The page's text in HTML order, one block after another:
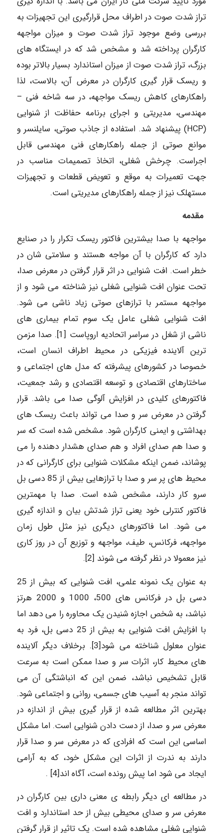
تراز شدت صوت در اطراف محل قرارگیری این تجهیزات به
بررسی وضع موجود تراز شدت صوت و میزان مواجهه
کارگران پرداخته شد و مشخص شد که در ایستگاه های
بزرگ، تراز شدت صوت از میزان استاندارد بسیار بالاتر بوده
و ریسک قرار گیری کارگران در معرض آن، بالاست، لذا
راهکارهای کاهش ریسک مواجهه، در سه شاخه فنی –
مهندسی، مدیریتی و اجرای برنامه حفاظت از شنوایی
(HCP) پیشنهاد شد. استفاده از جاذب صوتی، سایلنسر و
موانع صوتی از جمله راهکارهای فنی مهندسی قابل
اجراست. چرخش شغلی، اتخاذ تصمیمات مناسب در
جهت تعمیرات به موقع و تعویض قطعات و تجهیزات
مستهلک نیز از جمله راهکارهای مدیریتی است.
مقدمه
مواجهه با صدا بیشترین فاکتور ریسک تکرار را در صنایع
دارد که کارگران با آن مواجه هستند و سلامتی شان در
خطر است. افت شنوایی در اثر قرار گرفتن در معرض صدا،
تحت عنوان افت شنوایی شغلی نیز شناخته می شود و از
مواجهه مستمر با ترازهای صوتی زیاد ناشی می شود.
افت شنوایی شغلی عامل یک سوم تمام بیماری های
ناشی از شغل در سراسر اتحادیه اروپاست [1]. صدا مزمن
ترین آلاینده فیزیکی در محیط اطراف انسان است،
خصوصا در کشورهای پیشرفته که مدل های اجتماعی و
ساختارهای اقتصادی و توسعه اقتصادی و رشد جمعیت،
فاکتورهای کلیدی در افزایش آلوگی صدا می باشد. قرار
گرفتن در معرض سر و صدا می تواند باعث ریسک های
بهداشتی و ایمنی کارگران شود. مشخص شده است که سر
و صدا هم صدای افراد و هم صدای هشدار دهنده را می
پوشاند، ضمن اینکه مشکلات شنوایی برای کارگرانی که در
محیط های پر سر و صدا با ترازهایی بیش از 85 دسی بل
سرو کار دارند، مشخص شده است. صدا با مهمترین
فاکتور کنترلی خود یعنی تراز شدتش بیان و اندازه گیری
می شود. اما فاکتورهای دیگری نیز مثل طول زمان
مواجهه، فرکانس، طیف، مواجهه و توزیع آن در روز کاری
نیز معمولا در نظر گرفته می شوند [2].
به عنوان یک نمونه علمی، افت شنوایی که بیش از 25
دسی بل در فرکانس های 500، 1000 و 2000 هرتز
نباشد، به شخص اجازه شنیدن یک محاوره را می دهد اما
با افزایش افت شنوایی به بیش از 25 دسی بل، فرد به
عنوان معلول شناخته می شود[3]. برخلاف دیگر آلاینده
های محیط کار، اثرات سر و صدا ممکن است به سرعت
قابل تشخیص نباشد، ضمن این که انباشتگی آن می
تواند منجر به آسیب های جسمی، روانی و اجتماعی شود.
بهترین اثر مطالعه شده از قرار گیری بیش از اندازه در
معرض سر و صدا، از دست دادن شنوایی است. اما مشکل
اساسی این است که افرادی که در معرض سر و صدا قرار
دارند به ندرت از اثرات این مشکل خود، که به آرامی
ایجاد می شود اما پیش رونده است، آگاه اند[4] .
در مطالعه ای دیگر رابطه ی معنی داری بین کارگران در
معرض سر و صدای محیطی بیش از حد استاندارد و افت
شنوایی شغلی مشاهده شده است. یک تاثیر از قرار گرفتن